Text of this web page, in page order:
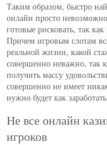
Таким образом, быстро
онлайн просто
готовые рисковать, так
Причем игровым слотам
реальной жизни, какой
совершенно неважно, так
получить массу
совершенно не имеет
нужно будет как
Не все онлайн
игроков